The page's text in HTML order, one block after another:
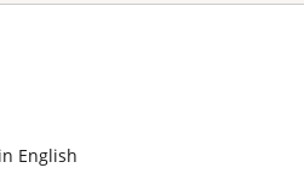
English